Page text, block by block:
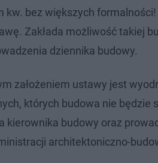
kw. bez większych
Zakłada możliwość takiej
dziennika budowy.
założeniem ustawy jest
których budowa nie będzie
kierownika budowy oraz
architektoniczno-